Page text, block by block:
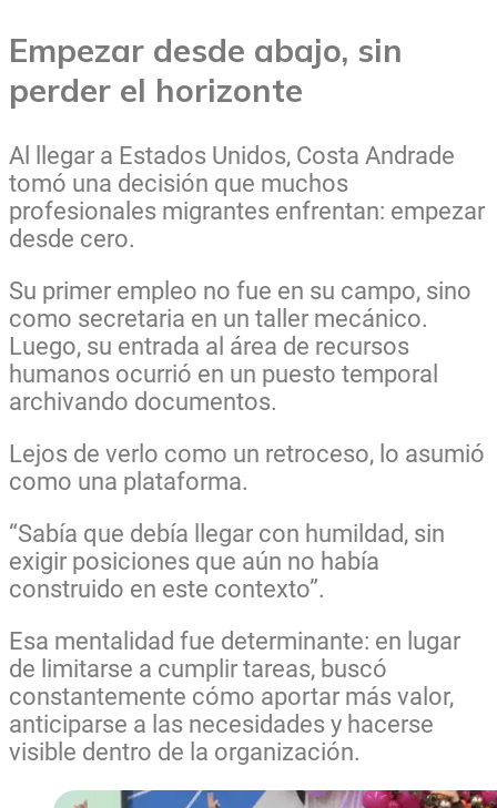
Empezar desde abajo, sin
perder el horizonte
Al llegar a Estados Unidos, Costa Andrade
tomó una decisión que muchos
profesionales migrantes enfrentan: empezar
desde cero.
Su primer empleo no fue en su campo, sino
como secretaria en un taller mecánico.
Luego, su entrada al área de recursos
humanos ocurrió en un puesto temporal
archivando documentos.
Lejos de verlo como un retroceso, lo asumió
como una plataforma.
“Sabía que debía llegar con humildad, sin
exigir posiciones que aún no había
construido en este contexto”.
Esa mentalidad fue determinante: en lugar
de limitarse a cumplir tareas, buscó
constantemente cómo aportar más valor,
anticiparse a las necesidades y hacerse
visible dentro de la organización.